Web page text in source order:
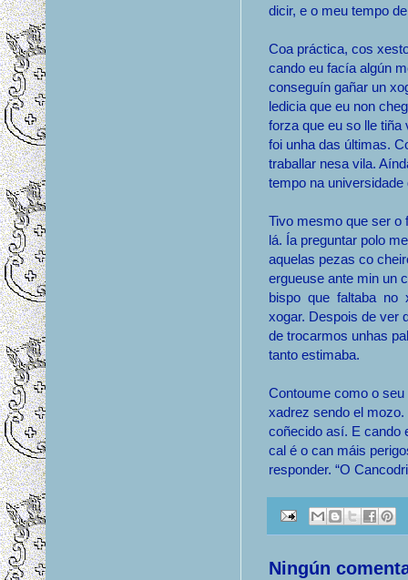
dicir, e o meu tempo
Coa práctica, cos
cando eu facía algún
conseguín gañar un
ledicia que eu non
forza que eu so lle
foi unha das últimas.
traballar nesa vila.
tempo na
Tivo mesmo que ser o
lá. Ía preguntar polo
aquelas pezas co
ergueuse ante min un
bispo que faltaba no
xogar. Despois de ver
de trocarmos unhas
tanto estimaba.
Contoume como o
xadrez sendo el
coñecido así. E cando
cal é o can máis
responder. “O
Ningún